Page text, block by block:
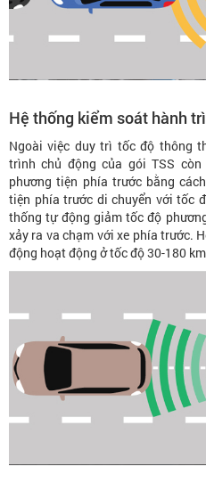
Hệ thống kiểm soát hành
Ngoài việc duy trì tốc độ thông
trình chủ động của gói TSS
phương tiện phía trước bằng
tiện phía trước di chuyển với tốc
thống tự động giảm tốc độ
xảy ra va chạm với xe phía trước.
động hoạt động ở tốc độ 30-180